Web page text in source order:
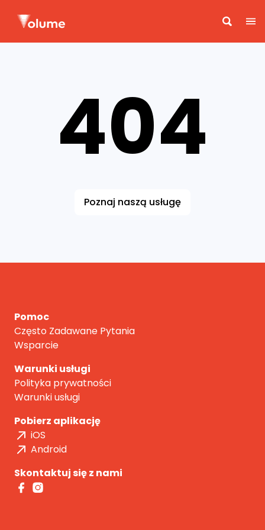
404
Poznaj naszą usługę
Pomoc
Często Zadawane Pytania
Wsparcie
Warunki usługi
Polityka prywatności
Warunki usługi
Pobierz aplikację
iOS
Android
Skontaktuj się z nami